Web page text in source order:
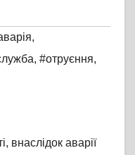
,
, #отруєння,
внаслідок аварії